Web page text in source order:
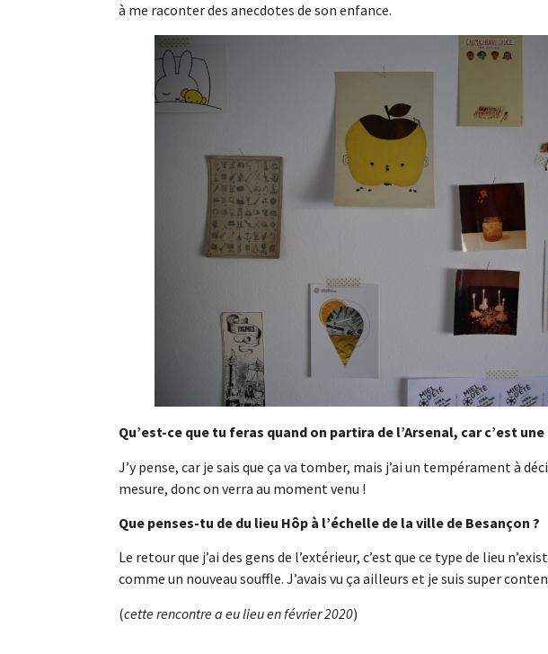
à me raconter des anecdotes de son enfance.
Qu’est-ce que tu feras quand on partira de l’Arsenal, car c’est
J’y pense, car je sais que ça va tomber, mais j’ai un tempérament à
mesure, donc on verra au moment venu !
Que penses-tu de du lieu Hôp à l’échelle de la ville de Besançon ?
Le retour que j’ai des gens de l’extérieur, c’est que ce type de lieu
comme un nouveau souffle. J’avais vu ça ailleurs et je suis super
(cette rencontre a eu lieu en février 2020)